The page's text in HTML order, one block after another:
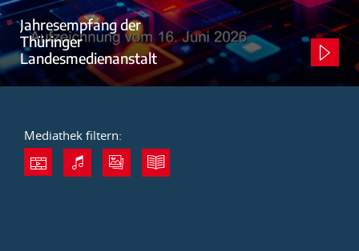
Jahresempfang der
Thüringer
Landesmedienanstalt
Mediathek filtern: